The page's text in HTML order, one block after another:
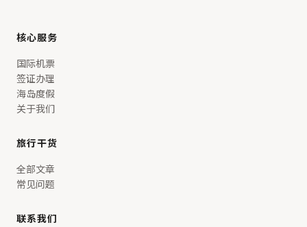
核心服务
国际机票
签证办理
海岛度假
关于我们
旅行干货
全部文章
常见问题
联系我们